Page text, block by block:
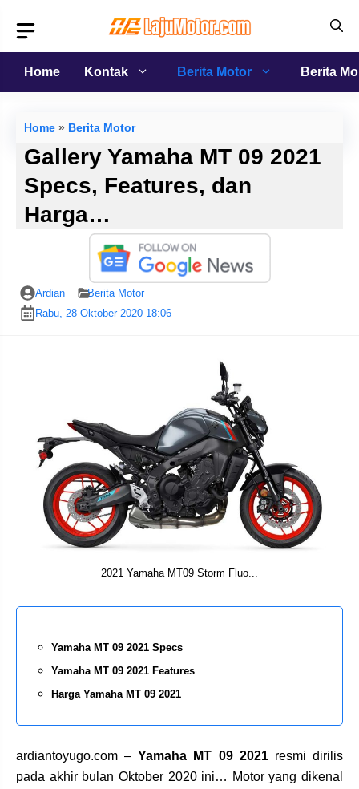
isi
Home
Kontak Berita Motor Berita
Home » Berita Motor
Gallery Yamaha MT 09 2021
Specs, Features, dan
Harga…
Ardian
Berita Motor
Rabu, 28 Oktober 2020 18:06
2021 Yamaha MT09 Storm Fluo...
Yamaha MT 09 2021 Specs
Yamaha MT 09 2021 Features
Harga Yamaha MT 09 2021
ardiantoyugo.com –Yamaha MT 09 2021resmi dirilis
pada akhir bulan Oktober 2020 ini… Motor yang dikenal